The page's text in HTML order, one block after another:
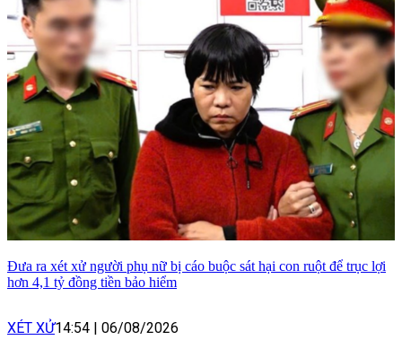
Đưa ra xét xử người phụ nữ bị cáo buộc sát hại con ruột để trục lợi
hơn 4,1 tỷ đồng tiền bảo hiểm
XÉT XỬ14:54 06/08/2026